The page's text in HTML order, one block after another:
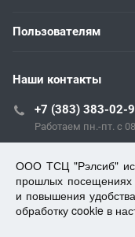
Пользователям
Наши контакты
+7 (383) 383-02-
Работаем пн.-пт. с
Новосибирск,
ООО ТСЦ "Рэлсиб"
прошлых посещениях
и повышения
обработку cookie в